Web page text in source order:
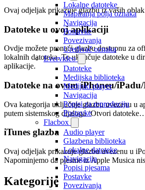
Lokalne datoteke
Mapiranja polja oznaka
Navigacija
Postavke
Povezivanja
Uređivač oznaka
Evervideo
Datoteke
Medijska biblioteka
Medijski player
Navigacija
Popisi za reproduciju
Postavke
Flacbox
Audio player
Glazbena biblioteka
Lokalne datoteke
Navigacija
Popisi pjesama
Postavke
Povezivanja
Ovaj odjeljak prikazuje glazbu iz vaših
Datoteke u ovoj aplikaciji
Ovdje možete pronaći glazbu dostupnu za
lokalnih datoteka. To uključuje datoteke u
aplikacije.
Datoteke na ovom iPhoneu/
Ova kategorija uključuje glazbu uvezenu u
putem sistemskog dijaloga ‘Otvori
iTunes glazba
Ovaj odjeljak prikazuje glazbu uvezenu u
Napominjemo da pjesme iz Apple Musica
Kategorije